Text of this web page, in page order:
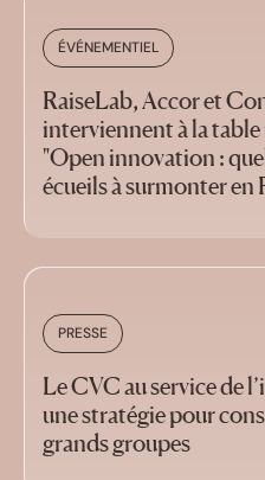
ÉVÉNEMENTIEL
RaiseLab, Accor et
interviennent à la
"Open innovation :
écueils à surmonter en
PRESSE
Le CVC au service de
une stratégie pour
grands groupes